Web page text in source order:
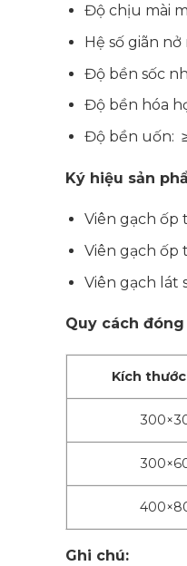
Độ chịu mài
Hệ số giãn
Độ bền sốc
Độ bền hóa
Độ bền uốn: ≥
Ký hiệu sản
Viên gạch ốp
Viên gạch ốp
Viên gạch lát
Quy cách
Kích
Ghi chú: